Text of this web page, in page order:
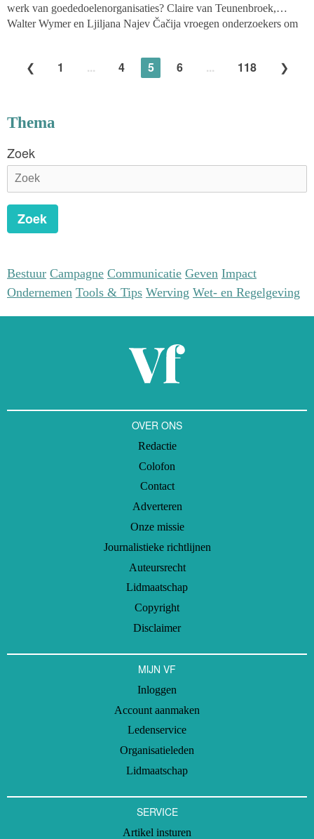
werk van goededoelenorganisaties? Claire van Teunenbroek,
Walter Wymer en Ljiljana Najev Čačija vroegen onderzoekers om
Hun conclusie? Educatieve programma’s waarin goededoelen- en
onderwijssectoren samenwerken, kunnen een belangrijke rol
1 ... 4 5 6 ... 118
Thema
Zoek
Zoek
Bestuur Campagne Communicatie Geven Impact
Ondernemen Tools & Tips Werving Wet- en Regelgeving
OVER ONS
Redactie
Colofon
Contact
Adverteren
Onze missie
Journalistieke richtlijnen
Auteursrecht
Lidmaatschap
Copyright
Disclaimer
MIJN VF
Inloggen
Account aanmaken
Ledenservice
Organisatieleden
Lidmaatschap
SERVICE
Artikel insturen